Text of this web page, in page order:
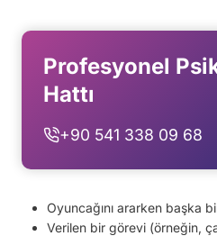
Profesyonel
Hattı
+90 541 338 09 68
Oyuncağını ararken başka
Verilen bir görevi (örneğin,